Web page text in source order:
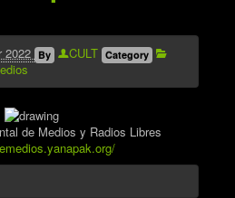
2022 By CULT Category
de Medios y Radios Libres